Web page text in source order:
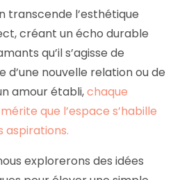
transcende l’esthétique
créant un écho durable
qu’il s’agisse de
nouvelle relation ou de
amour établi,chaque
que l’espace s’habille
aspirations.
explorerons des idées